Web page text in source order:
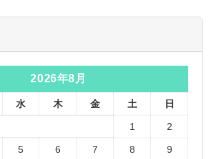
2026年8月
水 木 金 土 日
1 2
5 6 7 8 9